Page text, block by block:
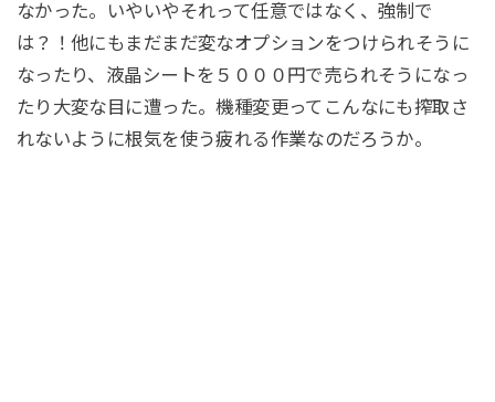
なかった。いやいやそれって任意ではなく、強制で
は？！他にもまだまだ変なオプションをつけられそうに
なったり、液晶シートを５０００円で売られそうになっ
たり大変な目に遭った。機種変更ってこんなにも搾取さ
れないように根気を使う疲れる作業なのだろうか。